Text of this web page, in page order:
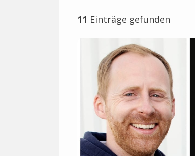
11 Einträge gefunden